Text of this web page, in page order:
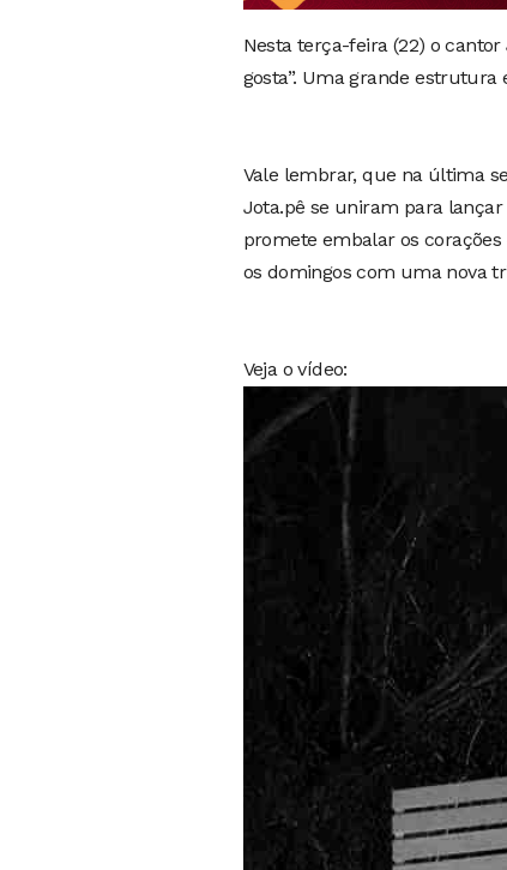
Nesta terça-feira (22) o cantor
gosta”. Uma grande
Vale lembrar, que na última
Jota.pê se uniram para
promete embalar os
os domingos com uma nova
Veja o vídeo:
Tocador
de